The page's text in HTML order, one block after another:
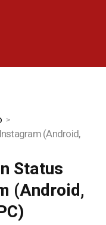
(Android,
Status
(Android,